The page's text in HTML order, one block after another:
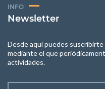
INFO
Newsletter
Desde aquí puedes
mediante el que
actividades.